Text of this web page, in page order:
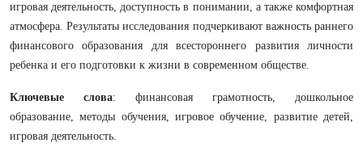
игровая деятельность, доступность в понимании, а также комфортная
атмосфера. Результаты исследования подчеркивают важность раннего
финансового образования для всестороннего развития личности
ребенка и его подготовки к жизни в современном обществе.
Ключевые слова: финансовая грамотность, дошкольное
образование, методы обучения, игровое обучение, развитие детей,
игровая деятельность.